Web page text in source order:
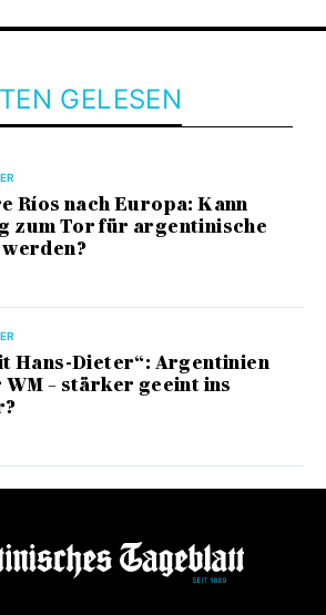
GELESEN
Ríos nach Europa: Kann
zum Tor für argentinische
Hans-Dieter“: Argentinien
WM – stärker geeint ins